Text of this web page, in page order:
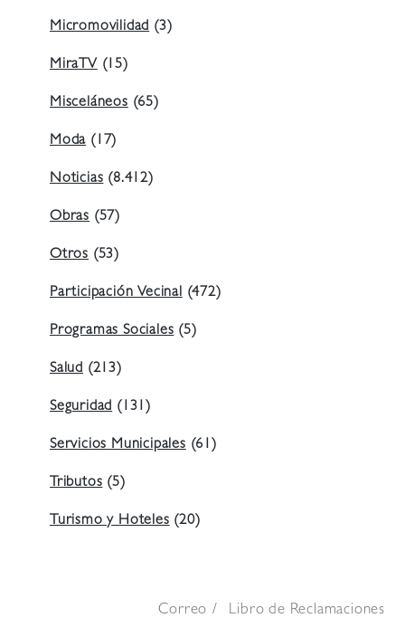
Micromovilidad (3)
MiraTV (15)
Misceláneos (65)
Moda (17)
Noticias (8.412)
Obras (57)
Otros (53)
Participación Vecinal (472)
Programas Sociales (5)
Salud (213)
Seguridad (131)
Servicios Municipales (61)
Tributos (5)
Turismo y Hoteles (20)
Correo Libro de Reclamaciones